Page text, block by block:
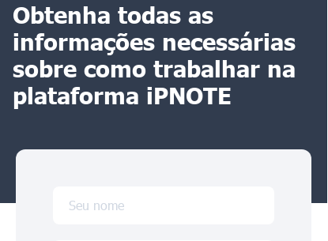
Obtenha todas as
informações necessárias
sobre como trabalhar na
plataforma iPNOTE
Seu nome